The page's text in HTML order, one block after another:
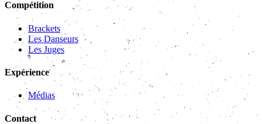
Compétition
Brackets
Les Danseurs
Les Juges
Expérience
Médias
Contact